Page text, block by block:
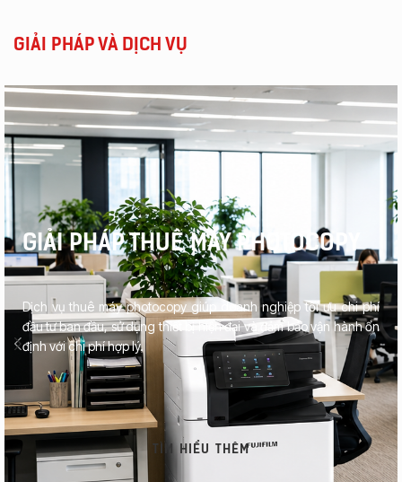
GIẢI PHÁP VÀ DỊCH VỤ
GIẢI PHÁP THUÊ MÁY PHOTOCOPY
Dịch vụ thuê máy photocopy giúp doanh nghiệp tối ưu chi phí
đầu tư ban đầu, sử dụng thiết bị hiện đại và đảm bảo vận hành ổn
định với chi phí hợp lý.
TÌM HIỂU THÊM